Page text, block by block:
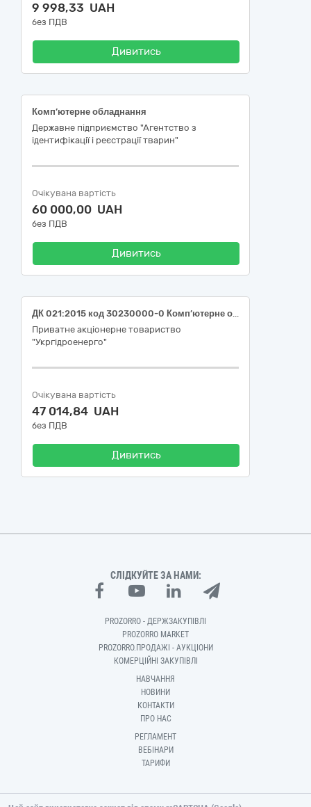
9 998,33 UAH
без ПДВ
Дивитись
Комп’ютерне обладнання
Державне підприємство "Агентство з
ідентифікації і реєстрації тварин"
Очікувана вартість
60 000,00 UAH
без ПДВ
Дивитись
ДК 021:2015 код 30230000-0 Комп’ютерне обладнання (Комп'ютерне обладнання для філії "Дирекція з будівництва Дністровської ГАЕС" ПрАТ "Укргідроенерго")
Приватне акціонерне товариство
"Укргідроенерго"
Очікувана вартість
47 014,84 UAH
без ПДВ
Дивитись
СЛІДКУЙТЕ ЗА НАМИ:
PROZORRO - ДЕРЖЗАКУПІВЛІ
PROZORRO MARKET
PROZORRO.ПРОДАЖІ - АУКЦІОНИ
КОМЕРЦІЙНІ ЗАКУПІВЛІ
НАВЧАННЯ
НОВИНИ
КОНТАКТИ
ПРО НАС
РЕГЛАМЕНТ
ВЕБІНАРИ
ТАРИФИ